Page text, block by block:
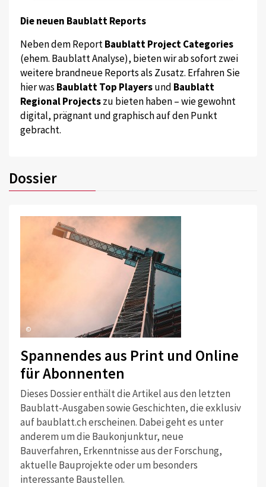
Die neuen Baublatt Reports
Neben dem ReportBaublatt Project Categories
(ehem. Baublatt Analyse), bieten wir ab sofort zwei
weitere brandneue Reports als Zusatz. Erfahren Sie
hier was Baublatt Top Playersund Baublatt
Regional Projectszu bieten haben – wie gewohnt
digital, prägnant und graphisch auf den Punkt
gebracht.
Dossier
©
Spannendes aus Print und Online
für Abonnenten
Dieses Dossier enthält die Artikel aus den letzten
Baublatt-Ausgaben sowie Geschichten, die exklusiv
auf baublatt.ch erscheinen. Dabei geht es unter
anderem um die Baukonjunktur, neue
Bauverfahren, Erkenntnisse aus der Forschung,
aktuelle Bauprojekte oder um besonders
interessante Baustellen.